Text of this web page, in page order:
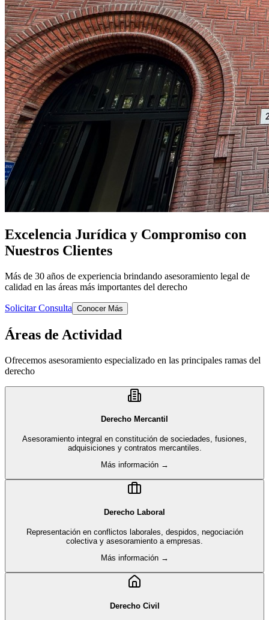
Excelencia Jurídica y Compromiso con
Nuestros Clientes
Más de 30 años de experiencia brindando asesoramiento legal de
calidad en las áreas más importantes del derecho
Solicitar Consulta Conocer Más
Áreas de Actividad
Ofrecemos asesoramiento especializado en las principales ramas del
derecho
Derecho Mercantil
Asesoramiento integral en constitución de sociedades, fusiones,
adquisiciones y contratos mercantiles.
Más información →
Derecho Laboral
Representación en conflictos laborales, despidos, negociación
colectiva y asesoramiento a empresas.
Más información →
Derecho Civil